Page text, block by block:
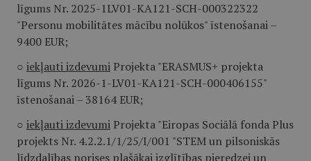
līgums Nr. 2025-1LV01-KA121-SCH-000322322
"Personu mobilitātes mācību nolūkos" īstenošanai –
9400 EUR;
○ iekļauti izdevumi Projekta "ERASMUS+ projekta
līgums Nr. 2026-1-LV01-KA121-SCH-000406155"
īstenošanai – 38164 EUR;
○ iekļauti izdevumi Projekta "Eiropas Sociālā fonda Plus
projekts Nr. 4.2.2.1/1/25/I/001 "STEM un pilsoniskās
līdzdalības norises plašākai izglītības pieredzei un